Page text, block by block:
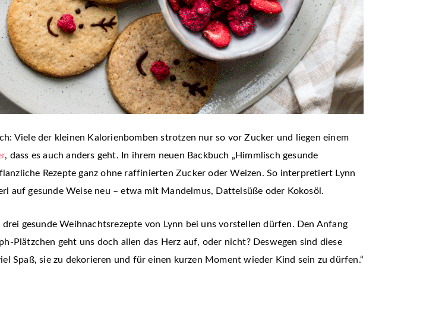
Viele der kleinen Kalorienbomben strotzen nur so vor Zucker und liegen einem
, dass es auch anders geht. In ihrem neuen Backbuch „Himmlisch gesunde
Rezepte ganz ohne raffinierten Zucker oder Weizen. So interpretiert Lynn
auf gesunde Weise neu – etwa mit Mandelmus, Dattelsüße oder Kokosöl.
gesunde Weihnachtsrezepte von Lynn bei uns vorstellen dürfen. Den Anfang
Plätzchen geht uns doch allen das Herz auf, oder nicht? Deswegen sind diese
Spaß, sie zu dekorieren und für einen kurzen Moment wieder Kind sein zu dürfen.“